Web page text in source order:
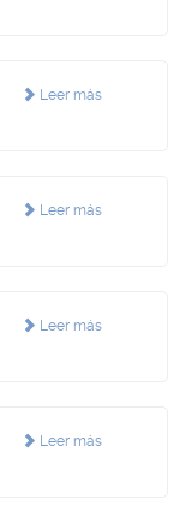
Leer más
Leer más
Leer más
Leer más